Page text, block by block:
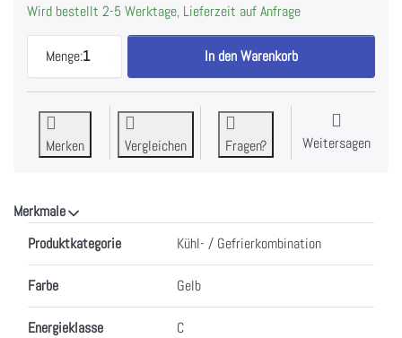
Wird bestellt 2-5 Werktage, Lieferzeit auf Anfrage
Menge:1
Smeg FAB28LYW6 Kühlschrank 50's RETRO
In den Warenkorb
Merken Vergleichen Fragen? Weitersagen
Merkmale
Produktkategorie Kühl- / Gefrierkombination
Farbe Gelb
Energieklasse C